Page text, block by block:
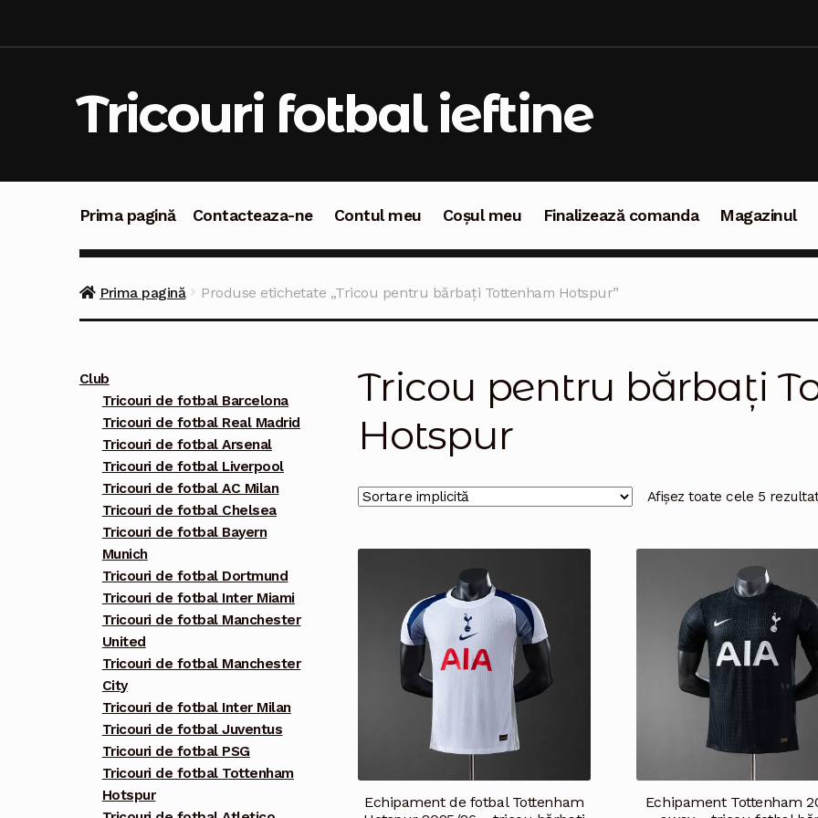
Tricouri fotbal ieftine
Prima pagină Contacteaza-ne Contul meu Coșul meu Finalizează comanda Magazinul
Prima pagină Produse etichetate „Tricou pentru bărbați Tottenham Hotspur”
Tricou pentru bărbați
Hotspur
Afișez toate cele 5
Echipament de fotbal Tottenham
Echipament Tottenham
Club
Tricouri de fotbal Barcelona
Tricouri de fotbal Real Madrid
Tricouri de fotbal Arsenal
Tricouri de fotbal Liverpool
Tricouri de fotbal AC Milan
Tricouri de fotbal Chelsea
Tricouri de fotbal Bayern
Munich
Tricouri de fotbal Dortmund
Tricouri de fotbal Inter Miami
Tricouri de fotbal Manchester
United
Tricouri de fotbal Manchester
City
Tricouri de fotbal Inter Milan
Tricouri de fotbal Juventus
Tricouri de fotbal PSG
Tricouri de fotbal Tottenham
Hotspur